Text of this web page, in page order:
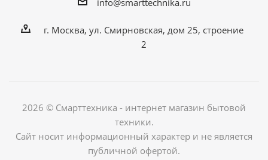
г. Москва, ул. Смирновская, дом 25, строение
2
2026 © Смарттехника - интернет магазин бытовой
техники.
Сайт носит информационный характер и не является
публичной офертой.